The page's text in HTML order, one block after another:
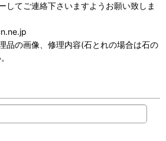
してご連絡下さいますようお願い致しま
品の画像、修理内容(石とれの場合は石の